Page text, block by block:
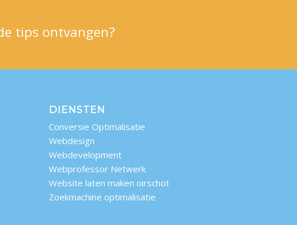
tips ontvangen?
DIENSTEN
Conversie Optimalisatie
Webdesign
Webdevelopment
Webprofessor Netwerk
Website laten maken oirschot
Zoekmachine optimalisatie